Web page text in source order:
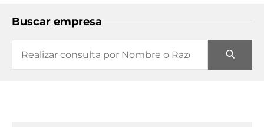
Buscar empresa